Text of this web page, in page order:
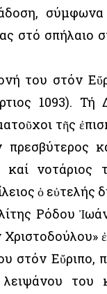
στό σπήλαιο
του στόν
1093). Τή
τῆς
καί νοτάριος
ὁ εὐτελής
Ρόδου
στόν Εὔριπο,
λειψάνου